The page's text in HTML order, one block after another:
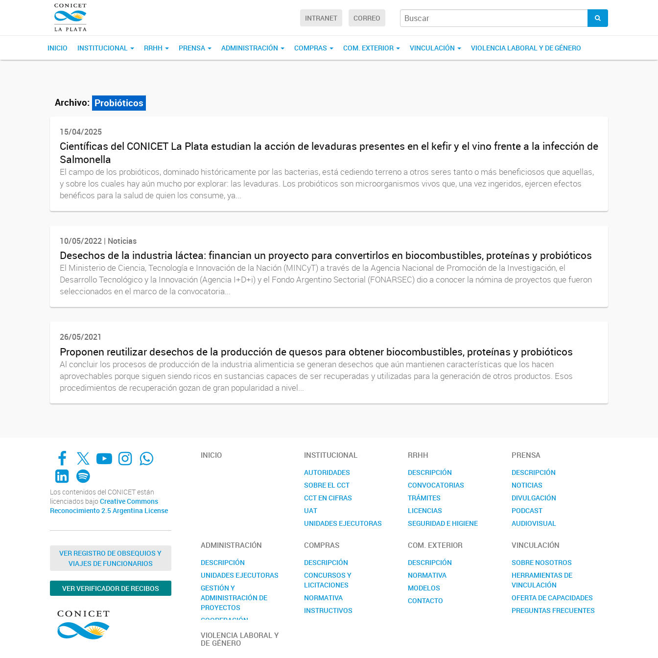
INTRANET CORREO
INICIO INSTITUCIONAL RRHH PRENSA ADMINISTRACIÓN COMPRAS COM. EXTERIOR VINCULACIÓN VIOLENCIA LABORAL Y DE GÉNERO
Archivo: Probióticos
15/04/2025
Científicas del CONICET La Plata estudian la acción de levaduras presentes en el kefir y el vino frente a la infección de
Salmonella
El campo de los probióticos, dominado históricamente por las bacterias, está cediendo terreno a otros seres tanto o más beneficiosos que aquellas,
y sobre los cuales hay aún mucho por explorar: las levaduras. Los probióticos son microorganismos vivos que, una vez ingeridos, ejercen efectos
benéficos para la salud de quien los consume, ya...
10/05/2022 | Noticias
Desechos de la industria láctea: financian un proyecto para convertirlos en biocombustibles, proteínas y probióticos
El Ministerio de Ciencia, Tecnología e Innovación de la Nación (MINCyT) a través de la Agencia Nacional de Promoción de la Investigación, el
Desarrollo Tecnológico y la Innovación (Agencia I+D+i) y el Fondo Argentino Sectorial (FONARSEC) dio a conocer la nómina de proyectos que fueron
seleccionados en el marco de la convocatoria...
26/05/2021
Proponen reutilizar desechos de la producción de quesos para obtener biocombustibles, proteínas y probióticos
Al concluir los procesos de producción de la industria alimenticia se generan desechos que aún mantienen características que los hacen
aprovechables porque siguen siendo ricos en sustancias capaces de ser recuperadas y utilizadas para la generación de otros productos. Esos
procedimientos de recuperación gozan de gran popularidad a nivel...
Facebook
X YouTube
Instagram
Whats App
LinkedIn
Spotify
Los contenidos del CONICET están
licenciados bajo Creative Commons
Reconocimiento 2.5 Argentina License
VER REGISTRO DE OBSEQUIOS Y
VIAJES DE FUNCIONARIOS
VER VERIFICADOR DE RECIBOS
INICIO INSTITUCIONAL
AUTORIDADES
SOBRE EL CCT
CCT EN CIFRAS
UAT
UNIDADES EJECUTORAS
REALP
RRHH
DESCRIPCIÓN
CONVOCATORIAS
TRÁMITES
LICENCIAS
SEGURIDAD E HIGIENE
PRENSA
DESCRIPCIÓN
NOTICIAS
DIVULGACIÓN
PODCAST
AUDIOVISUAL
NOVEDADES
CONTACTO
ADMINISTRACIÓN
DESCRIPCIÓN
UNIDADES EJECUTORAS
GESTIÓN Y
ADMINISTRACIÓN DE
PROYECTOS
COOPERACIÓN
CONTACTO
COMPRAS
DESCRIPCIÓN
CONCURSOS Y
LICITACIONES
NORMATIVA
INSTRUCTIVOS
COM. EXTERIOR
DESCRIPCIÓN
NORMATIVA
MODELOS
CONTACTO
VINCULACIÓN
SOBRE NOSOTROS
HERRAMIENTAS DE
VINCULACIÓN
OFERTA DE CAPACIDADES
PREGUNTAS FRECUENTES
VIOLENCIA LABORAL Y
DE GÉNERO